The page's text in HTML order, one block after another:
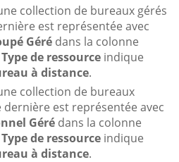
collection de bureaux gérés
est représentée avec
Géré dans la colonne
Type de ressource indique
à distance.
collection de bureaux
est représentée avec
Géré dans la colonne
Type de ressource indique
à distance.